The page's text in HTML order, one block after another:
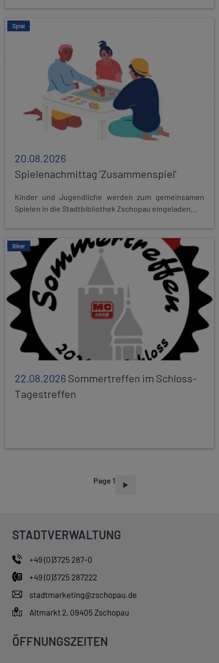
Spiel
20.08.2026
Spielenachmittag 'Zusammenspiel'
Kinder und Jugendliche werden zum gemeinsamen
Spielen in die Stadtbibliothek Zschopau eingeladen...
Biker
22.08.2026Sommertreffen im Schloss-
Tagestreffen
Page 1
STADTVERWALTUNG
+49 (0)3725 287-0
+49 (0)3725 287222
stadtmarketing@zschopau.de
Altmarkt 2, 09405 Zschopau
ÖFFNUNGSZEITEN